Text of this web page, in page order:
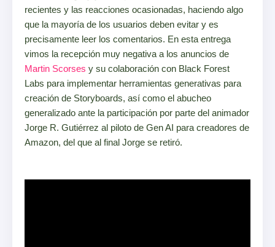
recientes y las reacciones ocasionadas, haciendo algo
que la mayoría de los usuarios deben evitar y es
precisamente leer los comentarios. En esta entrega
vimos la recepción muy negativa a los anuncios de
Martin Scorses y su colaboración con Black Forest
Labs para implementar herramientas generativas para
creación de Storyboards, así como el abucheo
generalizado ante la participación por parte del animador
Jorge R. Gutiérrez al piloto de Gen AI para creadores de
Amazon, del que al final Jorge se retiró.